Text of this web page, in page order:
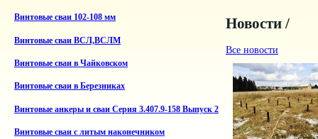
Винтовые сваи 102-108 мм
Винтовые сваи ВСЛ,ВСЛМ
Винтовые сваи в Чайковском
Винтовые сваи в Березниках
Винтовые анкеры и сваи Серия 3.407.9-158 Выпуск 2
Винтовые сваи с литым наконечником
Новости /
Все новости